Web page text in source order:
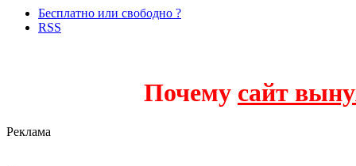
Бесплатно или свободно ?
RSS
Почему сайт
Реклама